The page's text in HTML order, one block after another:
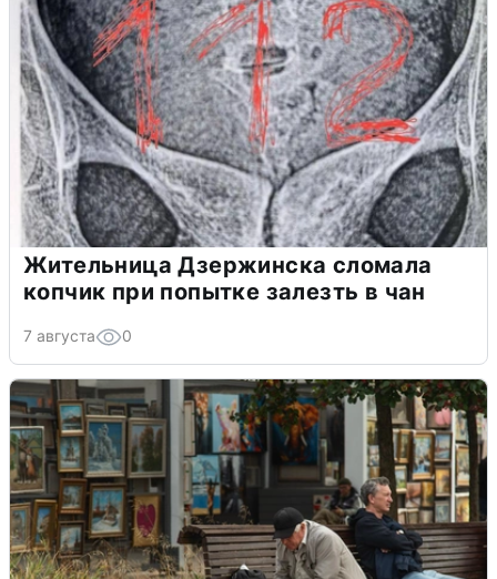
Жительница Дзержинска сломала
копчик при попытке залезть в чан
7 августа 0